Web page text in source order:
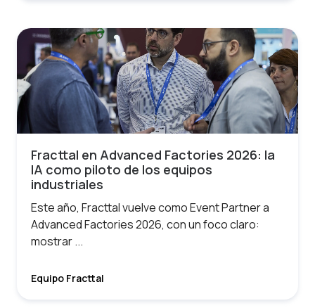
Fracttal en Advanced Factories 2026: la
IA como piloto de los equipos
industriales
Este año, Fracttal vuelve como Event Partner a
Advanced Factories 2026, con un foco claro:
mostrar ...
Equipo Fracttal